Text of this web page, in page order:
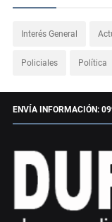
Interés General
Policiales Política
ENVÍA INFORMACIÓN: